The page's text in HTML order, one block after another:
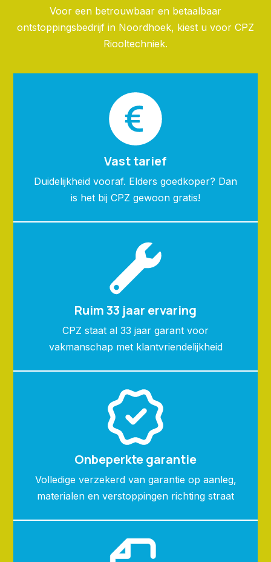
Voor een betrouwbaar en betaalbaar
ontstoppingsbedrijf in Noordhoek, kiest u voor CPZ
Riooltechniek.
Vast tarief
Duidelijkheid vooraf. Elders goedkoper? Dan
is het bij CPZ gewoon gratis!
Ruim 33 jaar ervaring
CPZ staat al 33 jaar garant voor
vakmanschap met klantvriendelijkheid
Onbeperkte garantie
Volledige verzekerd van garantie op aanleg,
materialen en verstoppingen richting straat